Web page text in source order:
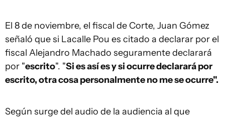
El 8 de noviembre, el fiscal de Corte, Juan Gómez
señaló que si Lacalle Pou es citado a declarar por el
fiscal Alejandro Machado seguramente declarará
por "escrito". "Si es así es y si ocurre declarará por
escrito, otra cosa personalmente no me se ocurre".
Según surge del audio de la audiencia al que